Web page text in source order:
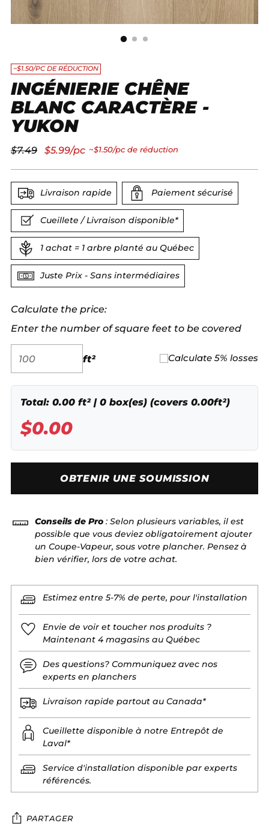
~$1.50/PC DE RÉDUCTION
INGÉNIERIE CHÊNE
BLANC CARACTÈRE -
YUKON
Prix
$7.49 $5.99/pc ~$1.50/pc de réduction
Livraison rapide Paiement sécurisé
Cueillete / Livraison disponible*
1 achat = 1 arbre planté au Québec
Juste Prix - Sans intermédiaires
Calculate the price:
Enter the number of square feet to be covered
ft² Calculate 5% losses
Total: 0.00 ft² | 0 box(es) (covers 0.00ft²)
$0.00
OBTENIR UNE SOUMISSION
Conseils de Pro : Selon plusieurs variables, il est
possible que vous deviez obligatoirement ajouter
un Coupe-Vapeur, sous votre plancher. Pensez à
bien vérifier, lors de votre achat.
Estimez entre 5-7% de perte, pour l'installation
Envie de voir et toucher nos produits ?
Maintenant 4 magasins au Québec
Des questions? Communiquez avec nos
experts en planchers
Livraison rapide partout au Canada*
Cueillette disponible à notre Entrepôt de
Laval*
Service d'installation disponible par experts
référencés.
PARTAGER